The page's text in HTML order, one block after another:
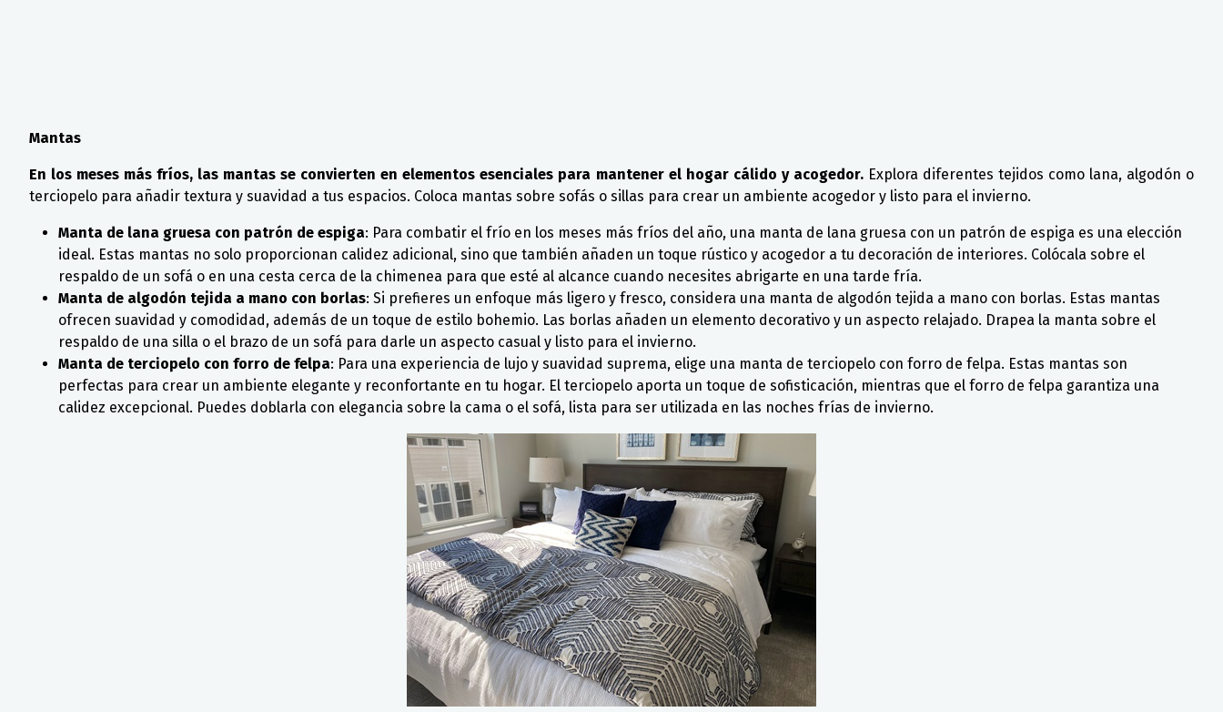
Mantas
En los meses más fríos, las mantas se convierten en elementos esenciales para mantener el hogar cálido y acogedor.Explora diferentes tejidos como lana, algodón o
terciopelo para añadir textura y suavidad a tus espacios. Coloca mantas sobre sofás o sillas para crear un ambiente acogedor y listo para el invierno.
Manta de lana gruesa con patrón de espiga: Para combatir el frío en los meses más fríos del año, una manta de lana gruesa con un patrón de espiga es una elección
ideal. Estas mantas no solo proporcionan calidez adicional, sino que también añaden un toque rústico y acogedor a tu decoración de interiores. Colócala sobre el
respaldo de un sofá o en una cesta cerca de la chimenea para que esté al alcance cuando necesites abrigarte en una tarde fría.
Manta de algodón tejida a mano con borlas: Si prefieres un enfoque más ligero y fresco, considera una manta de algodón tejida a mano con borlas. Estas mantas
ofrecen suavidad y comodidad, además de un toque de estilo bohemio. Las borlas añaden un elemento decorativo y un aspecto relajado. Drapea la manta sobre el
respaldo de una silla o el brazo de un sofá para darle un aspecto casual y listo para el invierno.
Manta de terciopelo con forro de felpa: Para una experiencia de lujo y suavidad suprema, elige una manta de terciopelo con forro de felpa. Estas mantas son
perfectas para crear un ambiente elegante y reconfortante en tu hogar. El terciopelo aporta un toque de sofisticación, mientras que el forro de felpa garantiza una
calidez excepcional. Puedes doblarla con elegancia sobre la cama o el sofá, lista para ser utilizada en las noches frías de invierno.